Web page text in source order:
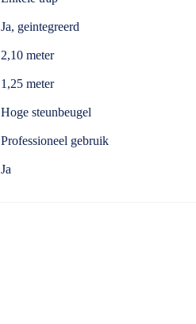
Ja, geintegreerd
2,10 meter
1,25 meter
Hoge steunbeugel
Professioneel gebruik
Ja